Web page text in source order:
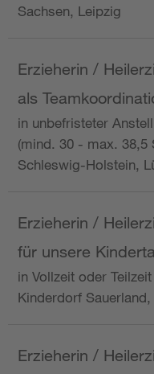
Sachsen, Leipzig
Erzieherin /
als
in unbefristeter
(mind. 30 - max.
Schleswig-Holstein,
Erzieherin /
für unsere
in Vollzeit oder
Kinderdorf
Erzieherin /